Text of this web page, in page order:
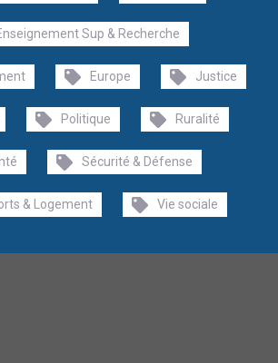
Sup & Recherche
Europe Justice
Politique Ruralité
Sécurité & Défense
& Logement Vie sociale